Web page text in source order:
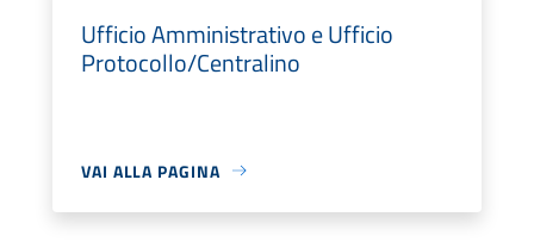
Ufficio Amministrativo e Ufficio
Protocollo/Centralino
VAI ALLA PAGINA